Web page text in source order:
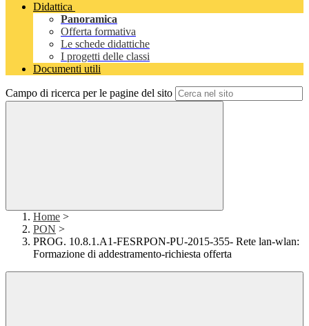
Didattica
Panoramica
Offerta formativa
Le schede didattiche
I progetti delle classi
Documenti utili
Campo di ricerca per le pagine del sito
Home >
PON >
PROG. 10.8.1.A1-FESRPON-PU-2015-355- Rete lan-wlan:
Formazione di addestramento-richiesta offerta